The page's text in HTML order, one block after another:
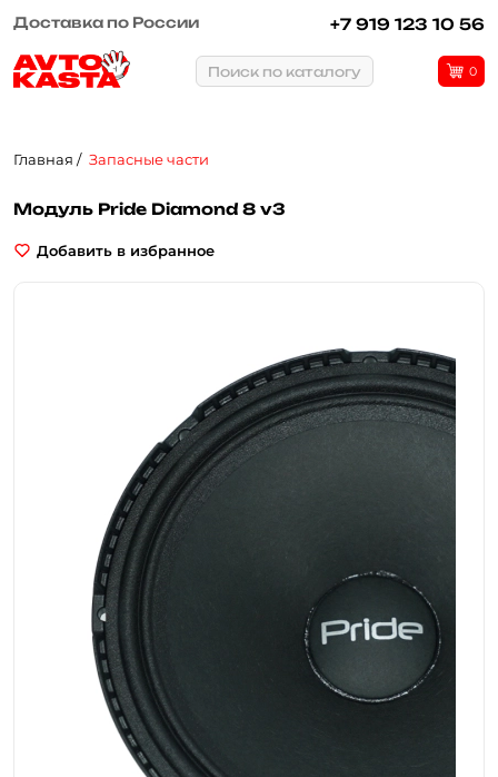
Рассрочка или кредит +7 919 123 10 56
Поиск по каталогу 0
Главная Запасные части
Модуль Pride Diamond 8 v3
Добавить в избранное